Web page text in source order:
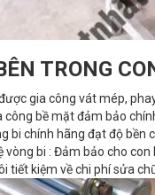
TRONG
gia công vát mép,
công bề mặt đảm bảo
bi chính hãng đạt độ bền
vòng bi : Đảm bảo cho
tiết kiệm về chi phí sửa